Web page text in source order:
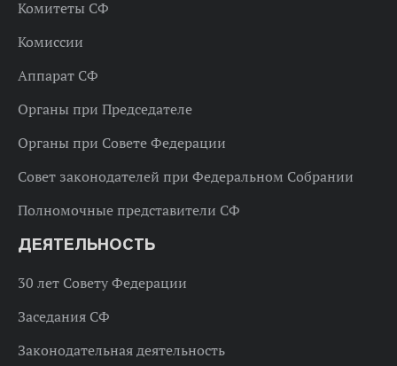
Комитеты СФ
Комиссии
Аппарат СФ
Органы при Председателе
Органы при Совете Федерации
Совет законодателей при Федеральном Собрании
Полномочные представители СФ
ДЕЯТЕЛЬНОСТЬ
30 лет Совету Федерации
Заседания СФ
Законодательная деятельность